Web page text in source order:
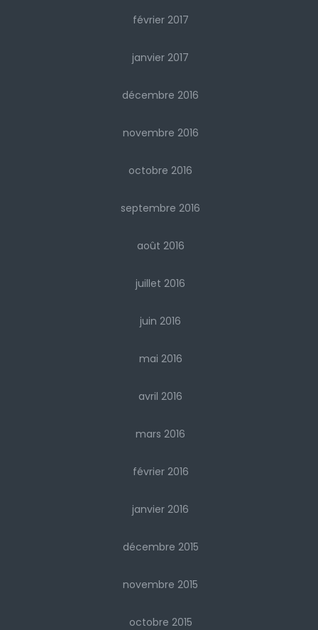
février 2017
janvier 2017
décembre 2016
novembre 2016
octobre 2016
septembre 2016
août 2016
juillet 2016
juin 2016
mai 2016
avril 2016
mars 2016
février 2016
janvier 2016
décembre 2015
novembre 2015
octobre 2015